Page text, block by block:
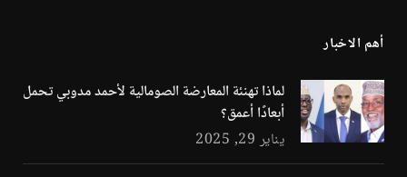
أهم الاخبار
لماذا تهنئة المعارضة الصومالية لأحمد مدوبي تحمل
أبعادًا أعمق؟
يناير 29, 2025